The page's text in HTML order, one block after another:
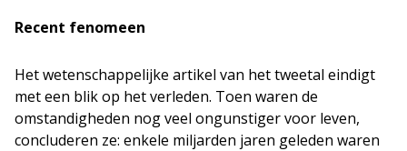
Recent fenomeen
Het wetenschappelijke artikel van het tweetal eindigt
met een blik op het verleden. Toen waren de
omstandigheden nog veel ongunstiger voor leven,
concluderen ze: enkele miljarden jaren geleden waren